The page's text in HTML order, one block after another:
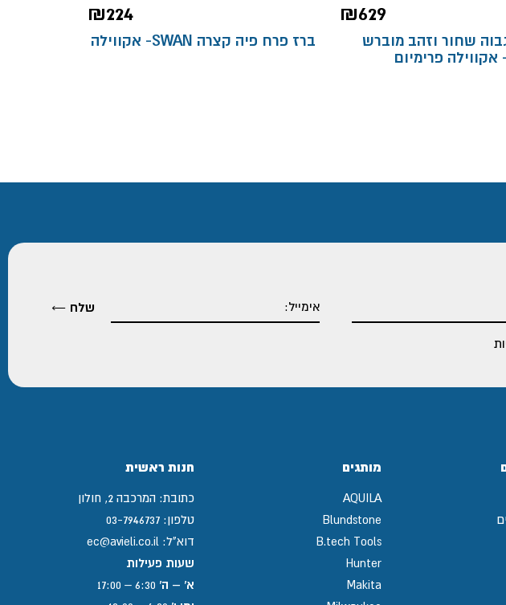
₪629
שחור וזהב מוברש
₪224
ברז פרח פיה קצרה SWAN- אקווילה
מותגים
AQUILA
Blundstone
B.tech Tools
Hunter
Makita
חנות ראשית
כתובת: המרכבה 2, חולון
טלפון: 03-7946737
דוא"ל: ec@avieli.co.il
שעות פעילות
א' – ה'